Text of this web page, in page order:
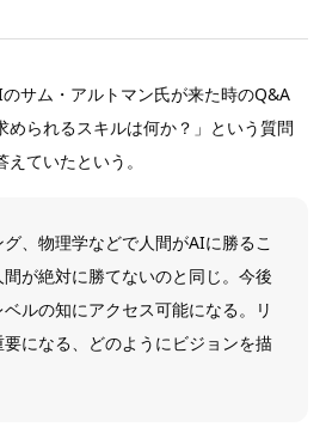
サム・アルトマン氏が来た時のQ&A
められるスキルは何か？」という質問
ていたという。
グ、物理学などで人間がAIに勝るこ
が絶対に勝てないのと同じ。今後
ルの知にアクセス可能になる。リ
になる、どのようにビジョンを描